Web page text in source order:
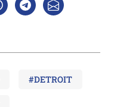
#DETROIT